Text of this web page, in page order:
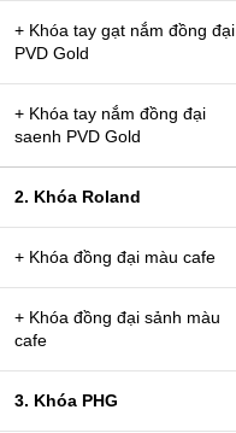
+ Khóa tay gạt nắm đồng đại
PVD Gold
+ Khóa tay nắm đồng đại
saenh PVD Gold
2. Khóa Roland
+ Khóa đồng đại màu cafe
+ Khóa đồng đại sảnh màu
cafe
3. Khóa PHG